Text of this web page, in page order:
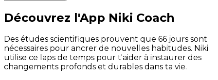
Découvrez l'App Niki Coach
Des études scientifiques prouvent que 66 jours sont
nécessaires pour ancrer de nouvelles habitudes. Niki
utilise ce laps de temps pour t'aider à instaurer des
changements profonds et durables dans ta vie.